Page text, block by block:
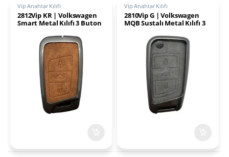
Vip Anahtar Kılıfı
2812Vip KR | Volkswagen
Smart Metal Kılıfı 3 Buton
Vip Anahtar Kılıfı
2810Vip G | Volkswagen
MQB Sustalı Metal Kılıfı 3